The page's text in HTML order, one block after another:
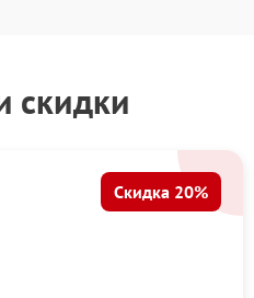
скидки
Скидка 20%